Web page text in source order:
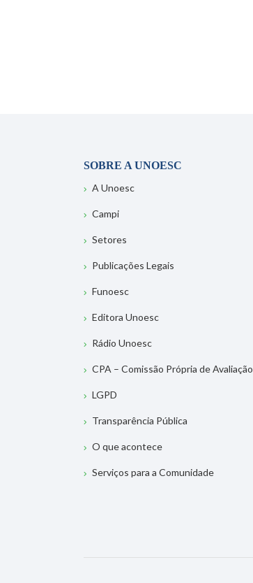
SOBRE A UNOESC
A Unoesc
Campi
Setores
Publicações Legais
Funoesc
Editora Unoesc
Rádio Unoesc
CPA – Comissão Própria de Avaliação
LGPD
Transparência Pública
O que acontece
Serviços para a Comunidade